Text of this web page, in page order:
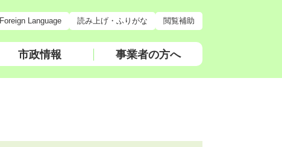
Foreign Language 読み上げ・ふりがな 閲覧補助
市政情報 事業者の方へ